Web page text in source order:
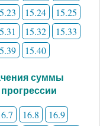
15.24
15.25
15.32
15.33
15.40
суммы
16.8
16.9